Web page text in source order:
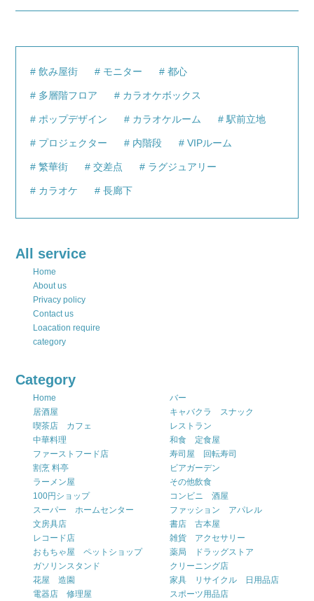
飲み屋街 モニター 都心
多層階フロア カラオケボックス
ポップデザイン カラオケルーム 駅前立地
プロジェクター 内階段 VIPルーム
繁華街 交差点 ラグジュアリー
カラオケ 長廊下
All service
Home
About us
Privacy policy
Contact us
Loacation require
category
Category
Home
バー
居酒屋
キャバクラ スナック
喫茶店 カフェ
レストラン
中華料理
和食 定食屋
ファーストフード店
寿司屋 回転寿司
割烹 料亭
ビアガーデン
ラーメン屋
その他飲食
100円ショップ
コンビニ 酒屋
スーパー ホームセンター
ファッション アパレル
文房具店
書店 古本屋
レコード店
雑貨 アクセサリー
おもちゃ屋 ペットショップ
薬局 ドラッグストア
ガソリンスタンド
クリーニング店
花屋 造園
家具 リサイクル 日用品店
電器店 修理屋
スポーツ用品店